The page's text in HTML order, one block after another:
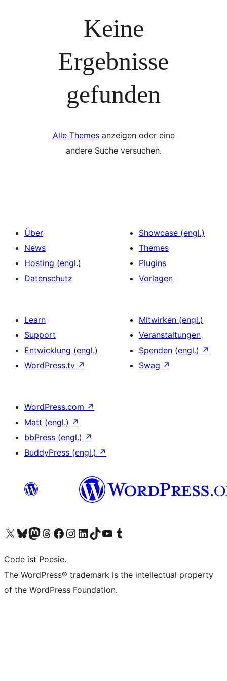
Keine
Ergebnisse
gefunden
Alle Themesanzeigen oder eine
andere Suche versuchen.
Über
News
Hosting (engl.)
Datenschutz
Showcase (engl.)
Themes
Plugins
Vorlagen
Learn
Support
Entwicklung (engl.)
WordPress.tv ↗
Mitwirken (engl.)
Veranstaltungen
Spenden (engl.) ↗
Swag ↗
WordPress.com ↗
Matt (engl.) ↗
bbPress (engl.) ↗
BuddyPress (engl.) ↗
Unser X-Konto (früher Twitter) besuchen
Unser Bluesky-Konto besuchen
Unser Mastodon-Konto besuchen
Unser Threads-Konto besuchen
Unsere Facebook-Seite besuchen
Unser Instagram-Konto besuchen
Unser LinkedIn-Konto besuchen
Unser TikTok-Konto besuchen
Unseren YouTube-Kanal besuchen
Unser Tumblr-Konto besuchen
Code ist Poesie.
The WordPress® trademark is the intellectual property
of the WordPress Foundation.